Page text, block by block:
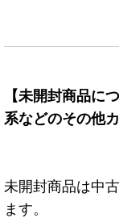
【未開封商品に
系などのその他
未開封商品は中
ます。